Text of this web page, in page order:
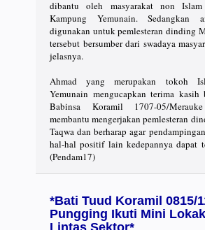
dibantu oleh masyarakat non
Kampung Yemunain. Sedangkan
digunakan untuk pemlesteran dinding
tersebut bersumber dari swadaya
jelasnya.
Ahmad yang merupakan tokoh
Yemunain mengucapkan terima kasih
Babinsa Koramil 1707-05/
membantu mengerjakan pemlesteran
Taqwa dan berharap agar
hal-hal positif lain kedepannya dapat
(Pendam17)
*Bati Tuud Koramil 0815/
Pungging Ikuti Mini